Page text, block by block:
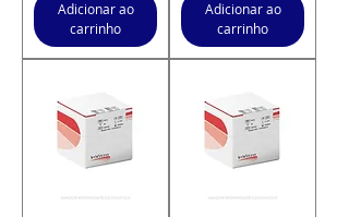
Adicionar ao
carrinho
Adicionar ao
carrinho